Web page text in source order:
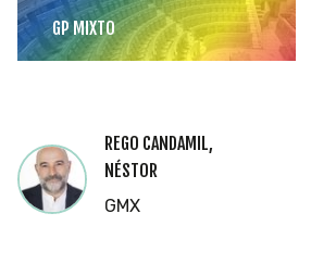
GP MIXTO
REGO CANDAMIL,
NÉSTOR
GMX